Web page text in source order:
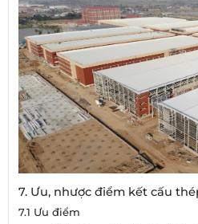
7. Ưu, nhược điểm kết cấu
7.1 Ưu điểm